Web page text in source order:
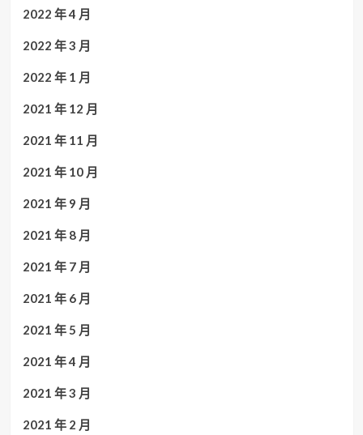
2022 年 4 月
2022 年 3 月
2022 年 1 月
2021 年 12 月
2021 年 11 月
2021 年 10 月
2021 年 9 月
2021 年 8 月
2021 年 7 月
2021 年 6 月
2021 年 5 月
2021 年 4 月
2021 年 3 月
2021 年 2 月